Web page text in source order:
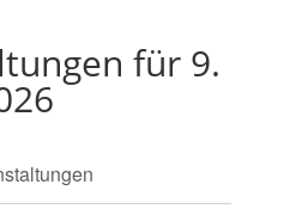
für 9.